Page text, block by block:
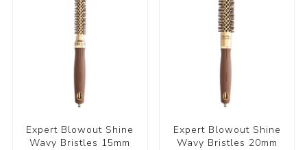
Expert Blowout Shine
Wavy Bristles 15mm
Expert Blowout Shine
Wavy Bristles 20mm